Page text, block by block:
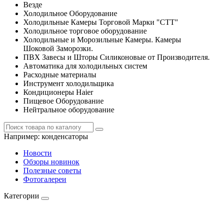
Везде
Холодильное Оборудование
Холодильные Камеры Торговой Марки "СТТ"
Холодильное торговое оборудование
Холодильные и Морозильные Камеры. Камеры
Шоковой Заморозки.
ПВХ Завесы и Шторы Силиконовые от Производителя.
Автоматика для холодильных систем
Расходные материалы
Инструмент холодильщика
Кондиционеры Haier
Пищевое Оборудование
Нейтральное оборудование
Например: конденсаторы
Новости
Обзоры новинок
Полезные советы
Фотогалереи
Категории